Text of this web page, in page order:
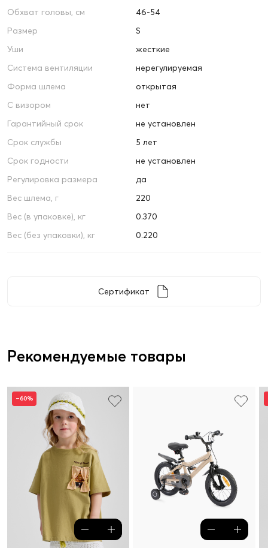
Обхват головы, см
46-54
Размер
S
Уши
жесткие
Система вентиляции
нерегулируемая
Форма шлема
открытая
С визором
нет
Гарантийный срок
не установлен
Срок службы
5 лет
Срок годности
не установлен
Регулировка размера
да
Вес шлема, г
220
Вес (в упаковке), кг
0.370
Вес (без упаковки), кг
0.220
Сертификат
Рекомендуемые товары
–60%